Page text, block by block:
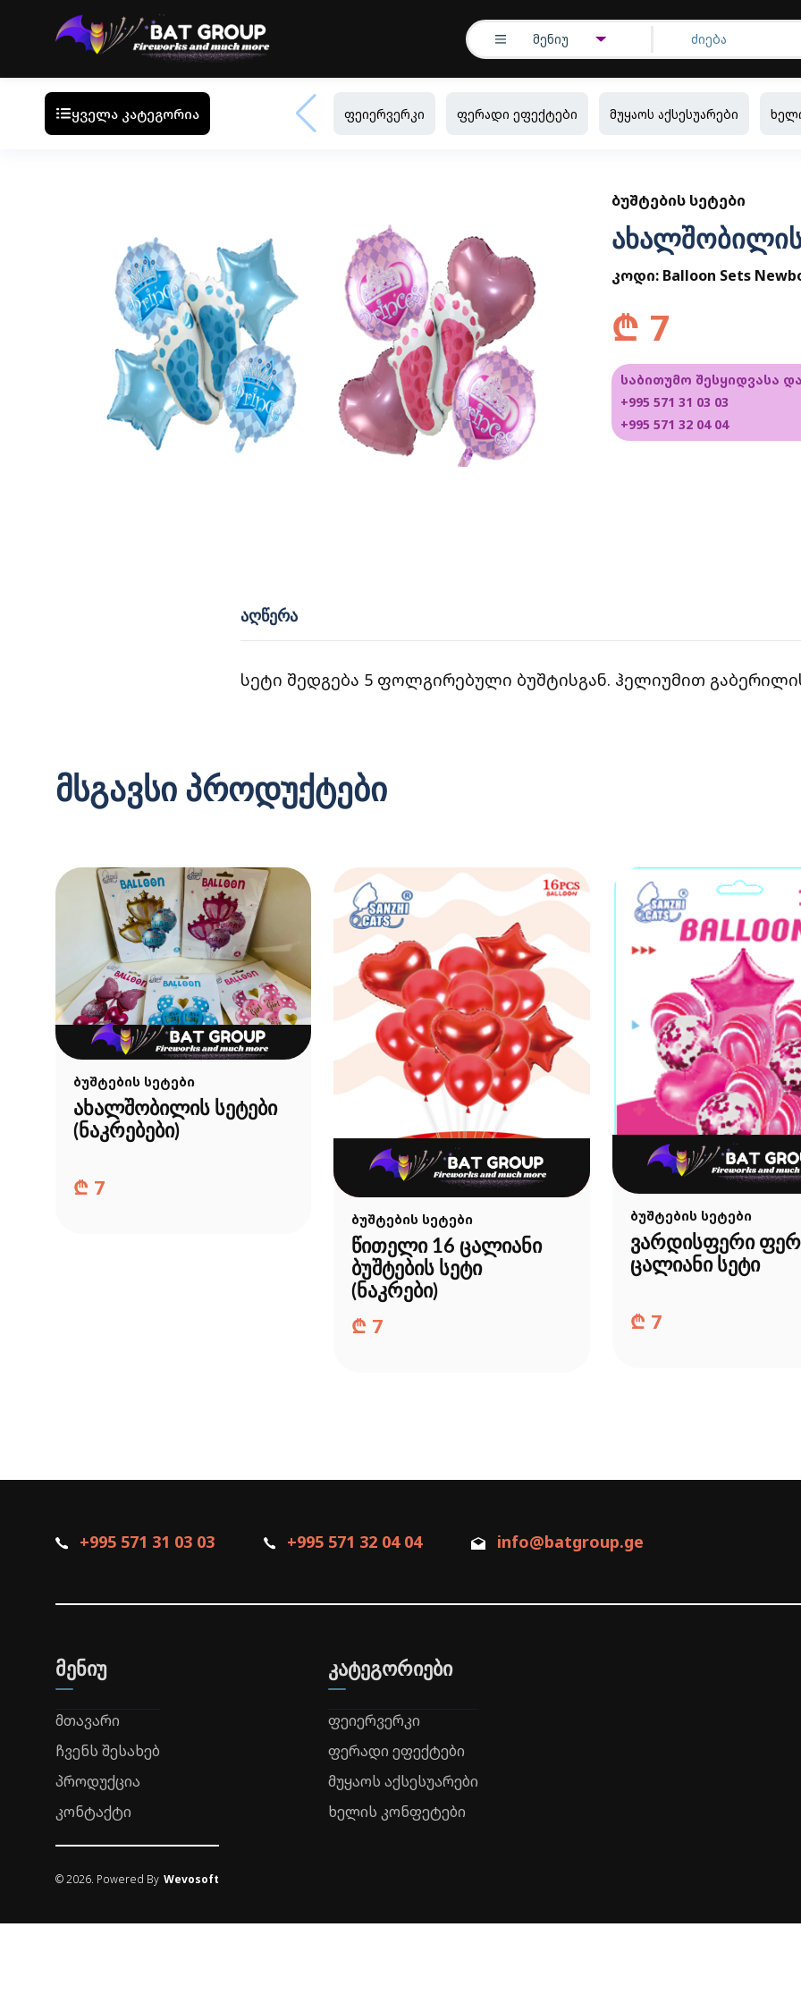
მენიუ
ყველა კატეგორია ფეიერვერკი ფერადი ეფექტები მუყაოს აქსესუარები
ᲑᲣᲨᲢᲔᲑᲘᲡ ᲡᲔᲢᲔᲑᲘ
ახალშობილის
კოდი: Balloon Sets
₾ 7
საბითუმო შესყიდვასა
+995 571 31 03 03
+995 571 32 04 04
ᲐᲦᲬᲔᲠᲐ
სეტი შედგება 5 ფოლგირებული ბუშტისგან. ჰელიუმით
მსგავსი პროდუქტები
ბუშტების სეტები
ახალშობილის სეტები
(ნაკრებები)
₾ 7
ბუშტების სეტები
წითელი 16 ცალიანი
ბუშტების სეტი
(ნაკრები)
₾ 7
ბუშტების სეტები
ვარდისფერი
ცალიანი სეტი
₾ 7
+995 571 31 03 03 +995 571 32 04 04 info@batgroup.ge
მენიუ
მთავარი
ჩვენს შესახებ
პროდუქცია
კონტაქტი
კატეგორიები
ფეიერვერკი
ფერადი ეფექტები
მუყაოს აქსესუარები
ხელის კონფეტები
©2026. Powered By Wevosoft